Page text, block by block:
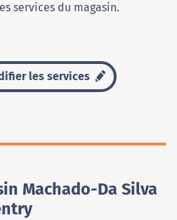
services du magasin.
les services
Machado-Da Silva